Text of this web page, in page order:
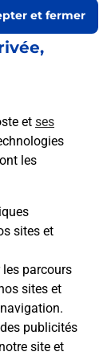
et ses
les
sites et
les parcours
sites et
publicités
site et
et fermer
à 09h00